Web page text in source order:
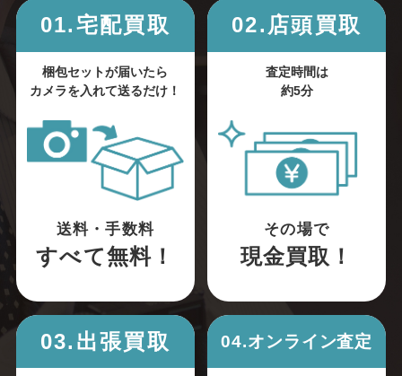
01.宅配買取
梱包セットが届いたら
カメラを入れて送るだけ！
送料・手数料
すべて無料！
02.店頭買取
査定時間は
約5分
その場で
現金買取！
03.出張買取 04.オンライン査定